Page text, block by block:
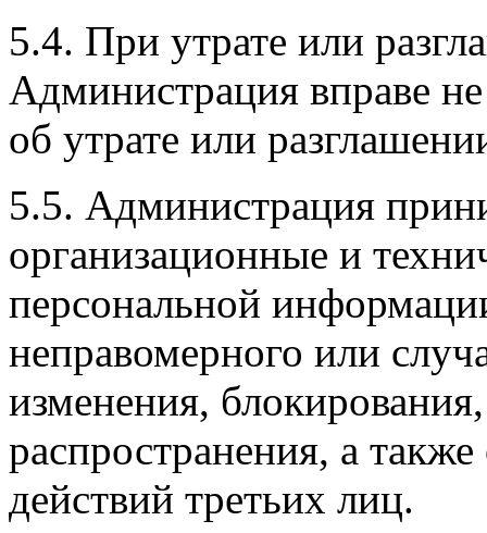
5.4. При утрате или
Администрация вправе
об утрате или
5.5. Администрация
организационные и
персональной
неправомерного или
изменения,
распространения, а
действий третьих лиц.